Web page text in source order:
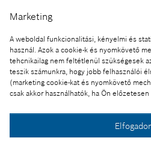
Marketing
A weboldal funkcionalitási, kényelmi és
használ. Azok a cookie-k és nyomkövető
tehcnikailag nem feltétlenül szükségesek
teszik számunkra, hogy jobb felhasználói
(marketing cookie-kat és nyomkövető
csak akkor használhatók, ha Ön
Ennek a sajtóközleménynek a
Smart City Expo World